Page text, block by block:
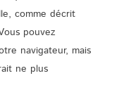
comme décrit
pouvez
navigateur, mais
ne plus